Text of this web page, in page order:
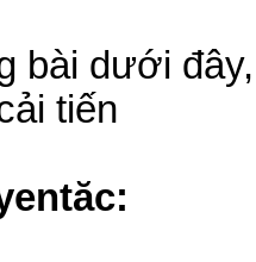
bài dưới
tiến